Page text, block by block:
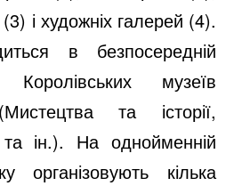
і художніх галерей (4).
в безпосередній
Королівських музеїв
та історії,
та ін.). На однойменній
організовують кілька